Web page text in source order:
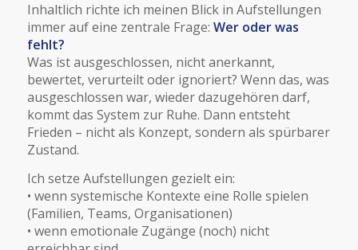
Inhaltlich richte ich meinen Blick in Aufstellungen
immer auf eine zentrale Frage: Wer oder was
fehlt?
Was ist ausgeschlossen, nicht anerkannt,
bewertet, verurteilt oder ignoriert? Wenn das, was
ausgeschlossen war, wieder dazugehören darf,
kommt das System zur Ruhe. Dann entsteht
Frieden – nicht als Konzept, sondern als spürbarer
Zustand.
Ich setze Aufstellungen gezielt ein:
• wenn systemische Kontexte eine Rolle spielen
(Familien, Teams, Organisationen)
• wenn emotionale Zugänge (noch) nicht